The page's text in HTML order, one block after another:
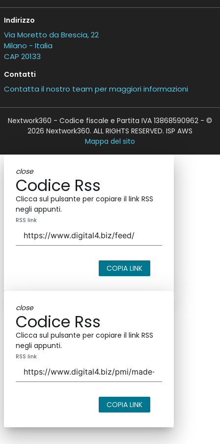
Indirizzo
Via Moretto da Brescia, 22
Milano - Italia
CAP 20133
Contatti
Contatta il nostro team per maggiori informazioni
Nextwork360 - Codice fiscale e Partita IVA 13868590962 - ©
2026 Nextwork360. ALL RIGHTS RESERVED. ISP AWS
Mappa del sito
close
Codice Rss
Clicca sul pulsante per copiare il link RSS
negli appunti.
RSS link
COPIA LINK
close
Codice Rss
Clicca sul pulsante per copiare il link RSS
negli appunti.
RSS link
COPIA LINK